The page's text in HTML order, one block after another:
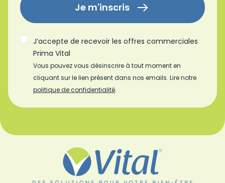
Je m'inscris
J’accepte de recevoir les offres commerciales
Prima Vital
Vous pouvez vous désinscrire à tout moment en
cliquant sur le lien présent dans nos emails. Lire notre
politique de confidentialité.